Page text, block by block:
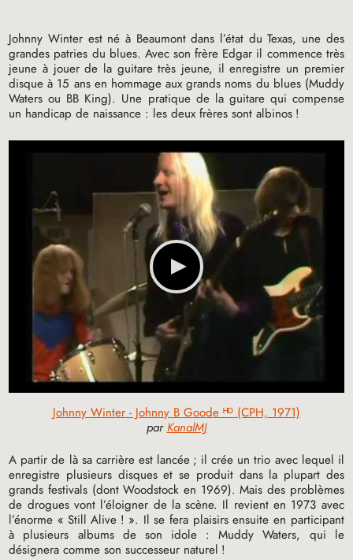
Johnny Winter est né à Beaumont dans l’état du Texas, une des
grandes patries du blues. Avec son frère Edgar il commence très
jeune à jouer de la guitare très jeune, il enregistre un premier
disque à 15 ans en hommage aux grands noms du blues (Muddy
Waters ou BB King). Une pratique de la guitare qui compense
un handicap de naissance : les deux frères sont albinos !
Johnny Winter - Johnny B Goode ᴴᴰ (CPH, 1971)
parKanalMJ
A partir de là sa carrière est lancée ; il crée un trio avec lequel il
enregistre plusieurs disques et se produit dans la plupart des
grands festivals (dont Woodstock en 1969). Mais des problèmes
de drogues vont l’éloigner de la scène. Il revient en 1973 avec
l’énorme « Still Alive ! ». Il se fera plaisirs ensuite en participant
à plusieurs albums de son idole : Muddy Waters, qui le
désignera comme son successeur naturel !